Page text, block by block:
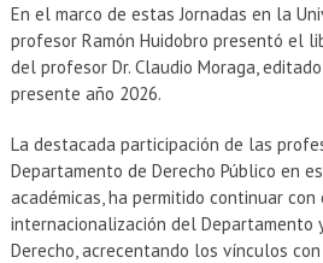
En el marco de estas Jornadas en la
profesor Ramón Huidobro presentó el
del profesor Dr. Claudio Moraga,
presente año 2026.
La destacada participación de las
Departamento de Derecho Público en
académicas, ha permitido continuar con
internacionalización del Departamento
Derecho, acrecentando los vínculos